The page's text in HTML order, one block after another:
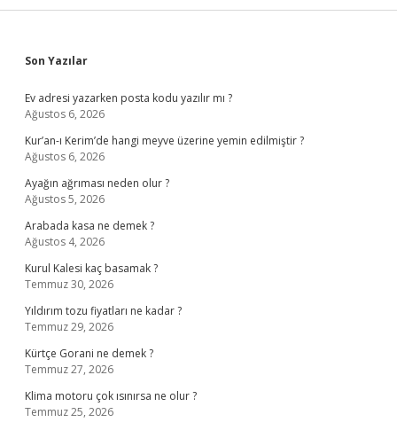
Sidebar
Son Yazılar
Ev adresi yazarken posta kodu yazılır mı ?
Ağustos 6, 2026
Kur’an-ı Kerim’de hangi meyve üzerine yemin edilmiştir ?
Ağustos 6, 2026
Ayağın ağrıması neden olur ?
Ağustos 5, 2026
Arabada kasa ne demek ?
Ağustos 4, 2026
Kurul Kalesi kaç basamak ?
Temmuz 30, 2026
Yıldırım tozu fiyatları ne kadar ?
Temmuz 29, 2026
Kürtçe Gorani ne demek ?
Temmuz 27, 2026
Klima motoru çok ısınırsa ne olur ?
Temmuz 25, 2026